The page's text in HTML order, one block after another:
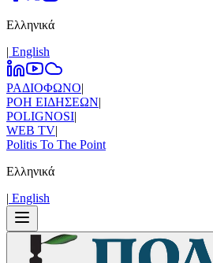
Ελληνικά
| Εnglish
ΡΑΔΙΟΦΩΝΟ|
ΡΟΗ ΕΙΔΗΣΕΩΝ|
POLIGNOSI|
WEB TV|
Politis To The Point
Ελληνικά
| Εnglish